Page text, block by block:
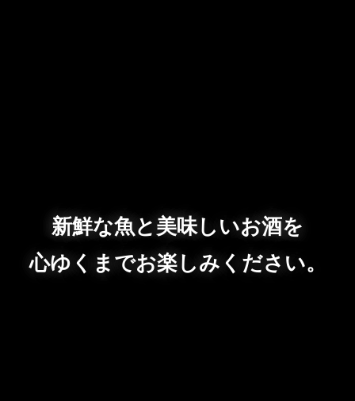
新鮮な魚と美味しいお酒を
心ゆくまでお楽しみください。